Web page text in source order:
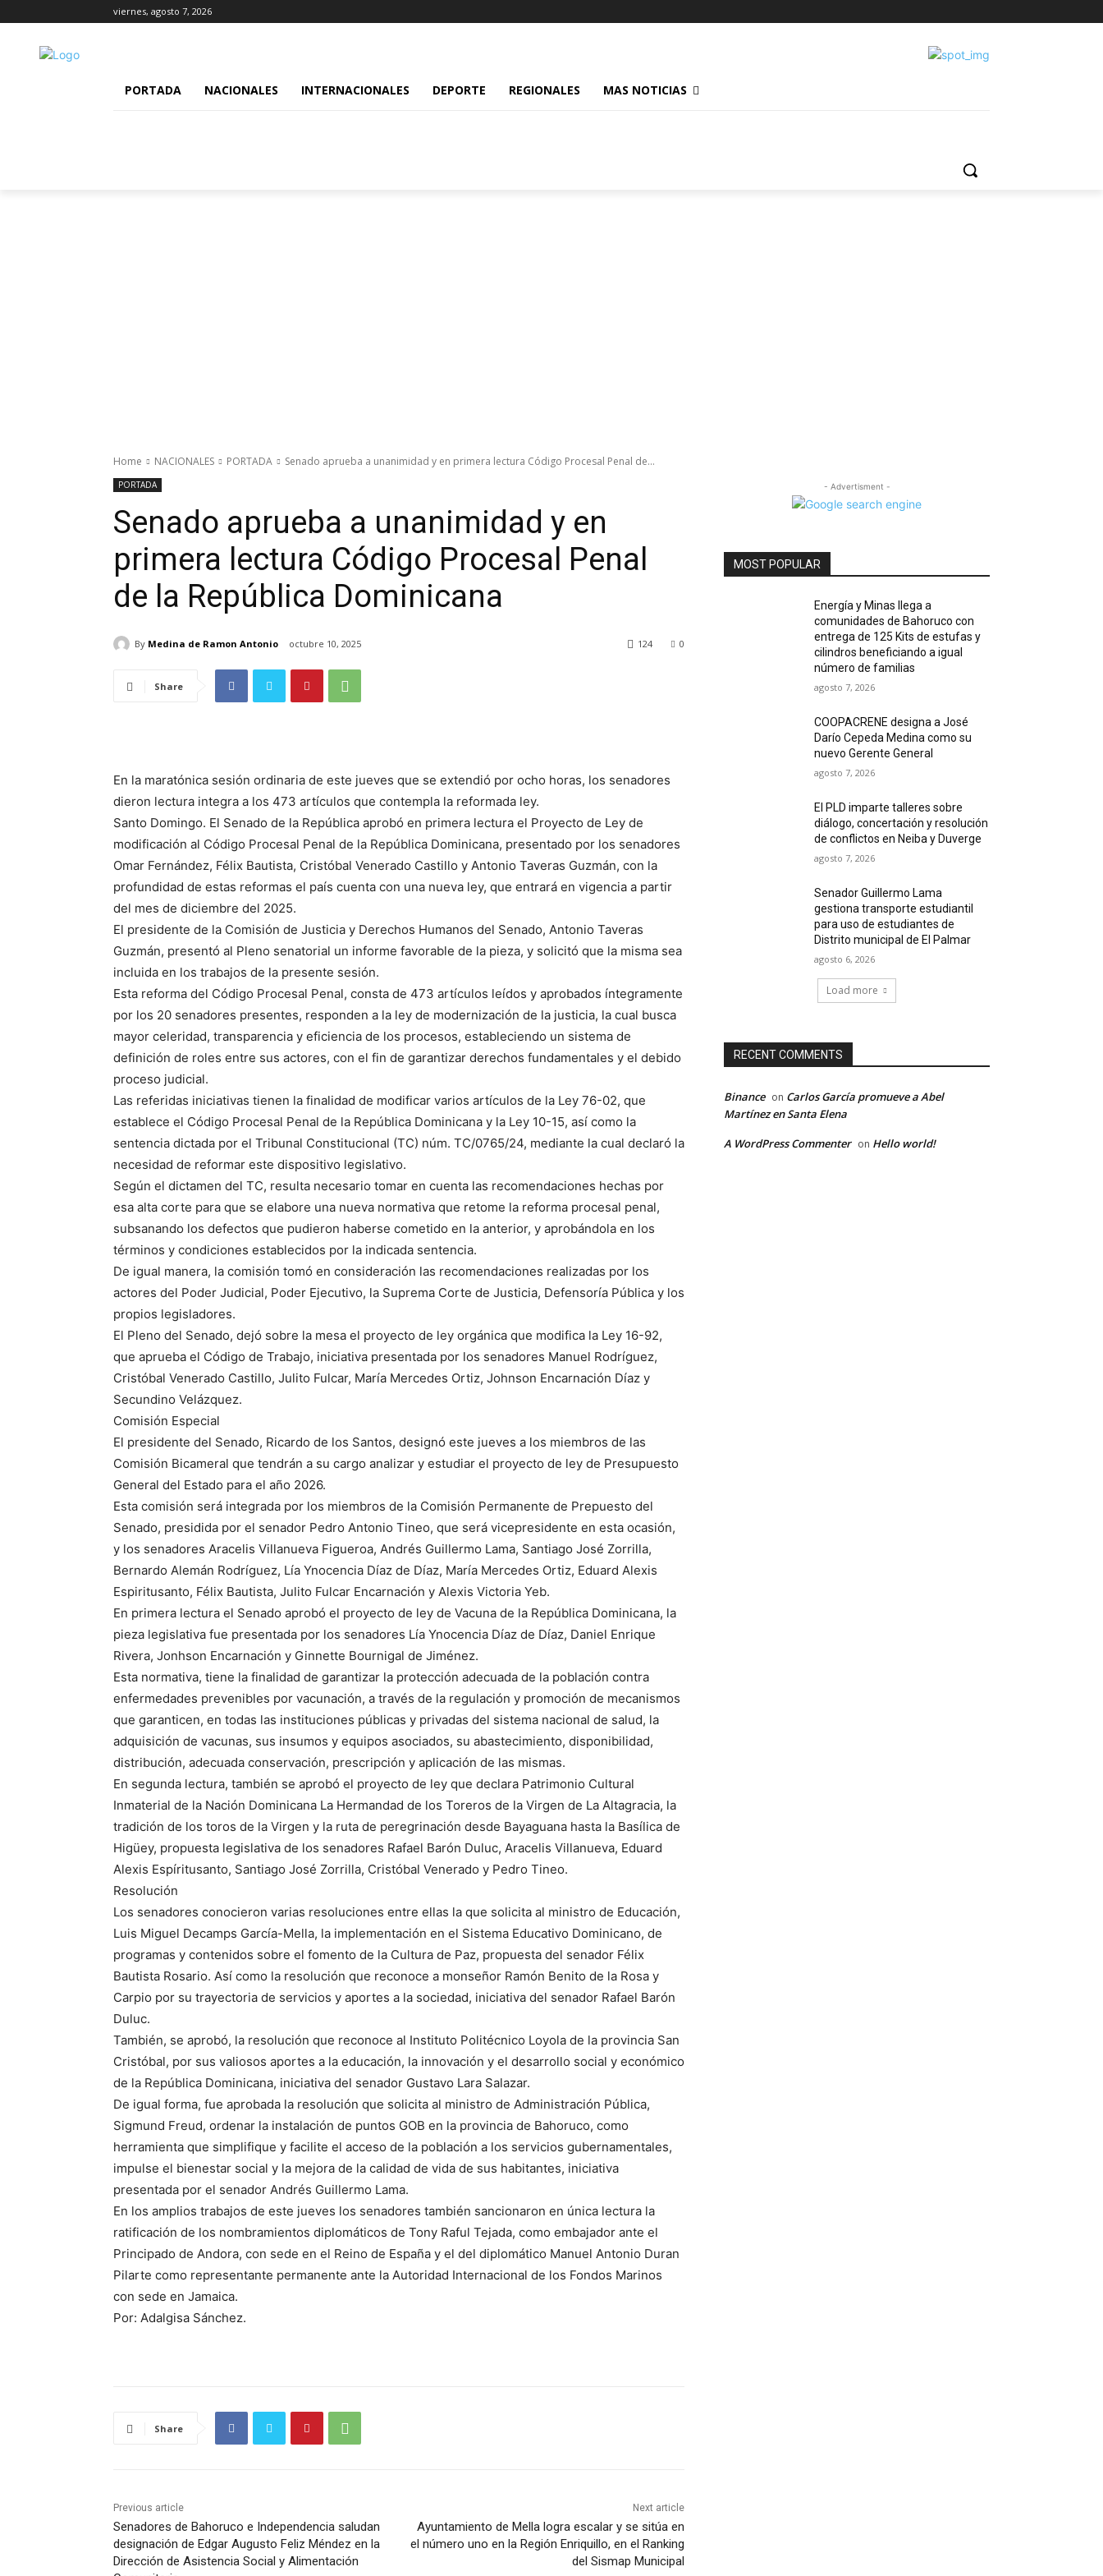
viernes, agosto 7, 2026
PORTADA NACIONALES INTERNACIONALES DEPORTE REGIONALES MAS NOTICIAS
Home NACIONALES PORTADA Senado aprueba a unanimidad y en primera lectura Código Procesal Penal de...
PORTADA
Senado aprueba a unanimidad y en
primera lectura Código Procesal Penal
de la República Dominicana
By Medina de Ramon Antonio octubre 10, 2025 0
124
Share
En la maratónica sesión ordinaria de este jueves que se extendió por ocho horas, los senadores
dieron lectura integra a los 473 artículos que contempla la reformada ley.
Santo Domingo. El Senado de la República aprobó en primera lectura el Proyecto de Ley de
modificación al Código Procesal Penal de la República Dominicana, presentado por los senadores
Omar Fernández, Félix Bautista, Cristóbal Venerado Castillo y Antonio Taveras Guzmán, con la
profundidad de estas reformas el país cuenta con una nueva ley, que entrará en vigencia a partir
del mes de diciembre del 2025.
El presidente de la Comisión de Justicia y Derechos Humanos del Senado, Antonio Taveras
Guzmán, presentó al Pleno senatorial un informe favorable de la pieza, y solicitó que la misma sea
incluida en los trabajos de la presente sesión.
Esta reforma del Código Procesal Penal, consta de 473 artículos leídos y aprobados íntegramente
por los 20 senadores presentes, responden a la ley de modernización de la justicia, la cual busca
mayor celeridad, transparencia y eficiencia de los procesos, estableciendo un sistema de
definición de roles entre sus actores, con el fin de garantizar derechos fundamentales y el debido
proceso judicial.
Las referidas iniciativas tienen la finalidad de modificar varios artículos de la Ley 76-02, que
establece el Código Procesal Penal de la República Dominicana y la Ley 10-15, así como la
sentencia dictada por el Tribunal Constitucional (TC) núm. TC/0765/24, mediante la cual declaró la
necesidad de reformar este dispositivo legislativo.
Según el dictamen del TC, resulta necesario tomar en cuenta las recomendaciones hechas por
esa alta corte para que se elabore una nueva normativa que retome la reforma procesal penal,
subsanando los defectos que pudieron haberse cometido en la anterior, y aprobándola en los
términos y condiciones establecidos por la indicada sentencia.
De igual manera, la comisión tomó en consideración las recomendaciones realizadas por los
actores del Poder Judicial, Poder Ejecutivo, la Suprema Corte de Justicia, Defensoría Pública y los
propios legisladores.
El Pleno del Senado, dejó sobre la mesa el proyecto de ley orgánica que modifica la Ley 16-92,
que aprueba el Código de Trabajo, iniciativa presentada por los senadores Manuel Rodríguez,
Cristóbal Venerado Castillo, Julito Fulcar, María Mercedes Ortiz, Johnson Encarnación Díaz y
Secundino Velázquez.
Comisión Especial
El presidente del Senado, Ricardo de los Santos, designó este jueves a los miembros de las
Comisión Bicameral que tendrán a su cargo analizar y estudiar el proyecto de ley de Presupuesto
General del Estado para el año 2026.
Esta comisión será integrada por los miembros de la Comisión Permanente de Prepuesto del
Senado, presidida por el senador Pedro Antonio Tineo, que será vicepresidente en esta ocasión,
y los senadores Aracelis Villanueva Figueroa, Andrés Guillermo Lama, Santiago José Zorrilla,
Bernardo Alemán Rodríguez, Lía Ynocencia Díaz de Díaz, María Mercedes Ortiz, Eduard Alexis
Espiritusanto, Félix Bautista, Julito Fulcar Encarnación y Alexis Victoria Yeb.
En primera lectura el Senado aprobó el proyecto de ley de Vacuna de la República Dominicana, la
pieza legislativa fue presentada por los senadores Lía Ynocencia Díaz de Díaz, Daniel Enrique
Rivera, Jonhson Encarnación y Ginnette Bournigal de Jiménez.
Esta normativa, tiene la finalidad de garantizar la protección adecuada de la población contra
enfermedades prevenibles por vacunación, a través de la regulación y promoción de mecanismos
que garanticen, en todas las instituciones públicas y privadas del sistema nacional de salud, la
adquisición de vacunas, sus insumos y equipos asociados, su abastecimiento, disponibilidad,
distribución, adecuada conservación, prescripción y aplicación de las mismas.
En segunda lectura, también se aprobó el proyecto de ley que declara Patrimonio Cultural
Inmaterial de la Nación Dominicana La Hermandad de los Toreros de la Virgen de La Altagracia, la
tradición de los toros de la Virgen y la ruta de peregrinación desde Bayaguana hasta la Basílica de
Higüey, propuesta legislativa de los senadores Rafael Barón Duluc, Aracelis Villanueva, Eduard
Alexis Espíritusanto, Santiago José Zorrilla, Cristóbal Venerado y Pedro Tineo.
Resolución
Los senadores conocieron varias resoluciones entre ellas la que solicita al ministro de Educación,
Luis Miguel Decamps García-Mella, la implementación en el Sistema Educativo Dominicano, de
programas y contenidos sobre el fomento de la Cultura de Paz, propuesta del senador Félix
Bautista Rosario. Así como la resolución que reconoce a monseñor Ramón Benito de la Rosa y
Carpio por su trayectoria de servicios y aportes a la sociedad, iniciativa del senador Rafael Barón
Duluc.
También, se aprobó, la resolución que reconoce al Instituto Politécnico Loyola de la provincia San
Cristóbal, por sus valiosos aportes a la educación, la innovación y el desarrollo social y económico
de la República Dominicana, iniciativa del senador Gustavo Lara Salazar.
De igual forma, fue aprobada la resolución que solicita al ministro de Administración Pública,
Sigmund Freud, ordenar la instalación de puntos GOB en la provincia de Bahoruco, como
herramienta que simplifique y facilite el acceso de la población a los servicios gubernamentales,
impulse el bienestar social y la mejora de la calidad de vida de sus habitantes, iniciativa
presentada por el senador Andrés Guillermo Lama.
En los amplios trabajos de este jueves los senadores también sancionaron en única lectura la
ratificación de los nombramientos diplomáticos de Tony Raful Tejada, como embajador ante el
Principado de Andora, con sede en el Reino de España y el del diplomático Manuel Antonio Duran
Pilarte como representante permanente ante la Autoridad Internacional de los Fondos Marinos
con sede en Jamaica.
Por: Adalgisa Sánchez.
Share
Previous article
Senadores de Bahoruco e Independencia saludan
designación de Edgar Augusto Feliz Méndez en la
Dirección de Asistencia Social y Alimentación
Next article
Ayuntamiento de Mella logra escalar y se sitúa en
el número uno en la Región Enriquillo, en el Ranking
del Sismap Municipal
- Advertisment -
MOST POPULAR
Energía y Minas llega a
comunidades de Bahoruco con
entrega de 125 Kits de estufas y
cilindros beneficiando a igual
número de familias
agosto 7, 2026
COOPACRENE designa a José
Darío Cepeda Medina como su
nuevo Gerente General
agosto 7, 2026
El PLD imparte talleres sobre
diálogo, concertación y resolución
de conflictos en Neiba y Duverge
agosto 7, 2026
Senador Guillermo Lama
gestiona transporte estudiantil
para uso de estudiantes de
Distrito municipal de El Palmar
agosto 6, 2026
Load more
RECENT COMMENTS
Binance on Carlos García promueve a Abel
Martínez en Santa Elena
A WordPress Commenter on Hello world!